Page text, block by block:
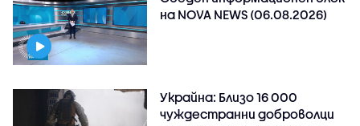
на NOVA NEWS (06.08.2026)
Украйна: Близо 16 000
чуждестранни доброволци